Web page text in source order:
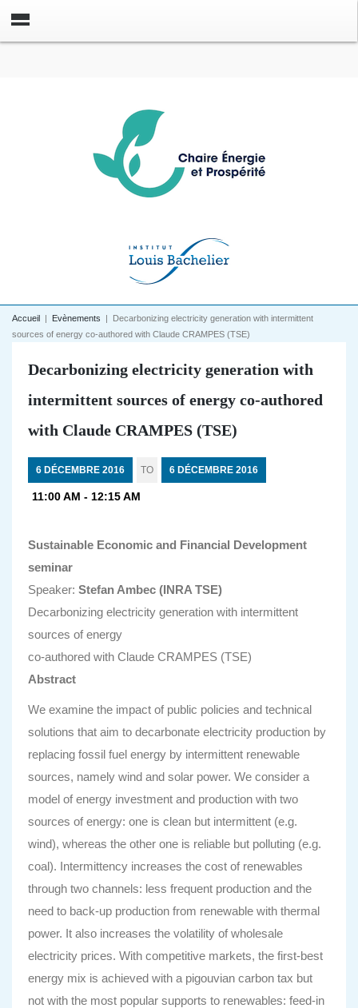
Accueil | Evènements | Decarbonizing electricity generation with intermittent
sources of energy co-authored with Claude CRAMPES (TSE)
Decarbonizing electricity generation with
intermittent sources of energy co-authored
with Claude CRAMPES (TSE)
6 DÉCEMBRE 2016 TO 6 DÉCEMBRE 2016
11:00 AM - 12:15 AM
Sustainable Economic and Financial Development
seminar
Speaker: Stefan Ambec (INRA TSE)
Decarbonizing electricity generation with intermittent
sources of energy
co-authored with Claude CRAMPES (TSE)
Abstract
We examine the impact of public policies and technical
solutions that aim to decarbonate electricity production by
replacing fossil fuel energy by intermittent renewable
sources, namely wind and solar power. We consider a
model of energy investment and production with two
sources of energy: one is clean but intermittent (e.g.
wind), whereas the other one is reliable but polluting (e.g.
coal). Intermittency increases the cost of renewables
through two channels: less frequent production and the
need to back-up production from renewable with thermal
power. It also increases the volatility of wholesale
electricity prices. With competitive markets, the first-best
energy mix is achieved with a pigouvian carbon tax but
not with the most popular supports to renewables: feed-in